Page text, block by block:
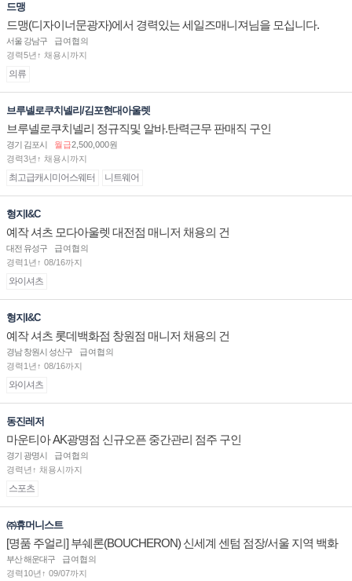
드맹
드맹(디자이너문광자)에서 경력있는 세일즈매니져님을 모십니다.
서울 강남구
급여협의
경력5년↑ 채용시까지
의류
브루넬로쿠치넬리/김포현대아울렛
브루넬로쿠치넬리 정규직및 알바.탄력근무 판매직 구인
경기 김포시 월급2,500,000원
경력3년↑ 채용시까지
최고급캐시미어스웨터 니트웨어
형지I&C
예작 셔츠 모다아울렛 대전점 매니저 채용의 건
대전 유성구
급여협의
경력1년↑ 08/16까지
와이셔츠
형지I&C
예작 셔츠 롯데백화점 창원점 매니저 채용의 건
경남 창원시 성산구
급여협의
경력1년↑ 08/16까지
와이셔츠
동진레저
마운티아 AK광명점 신규오픈 중간관리 점주 구인
경기 광명시
급여협의
경력년↑ 채용시까지
스포츠
㈜휴머니스트
[명품 주얼리] 부쉐론(BOUCHERON) 신세계 센텀 점장/서울 지역 백화
점 판매사원 채용
부산 해운대구
급여협의
경력10년↑ 09/07까지